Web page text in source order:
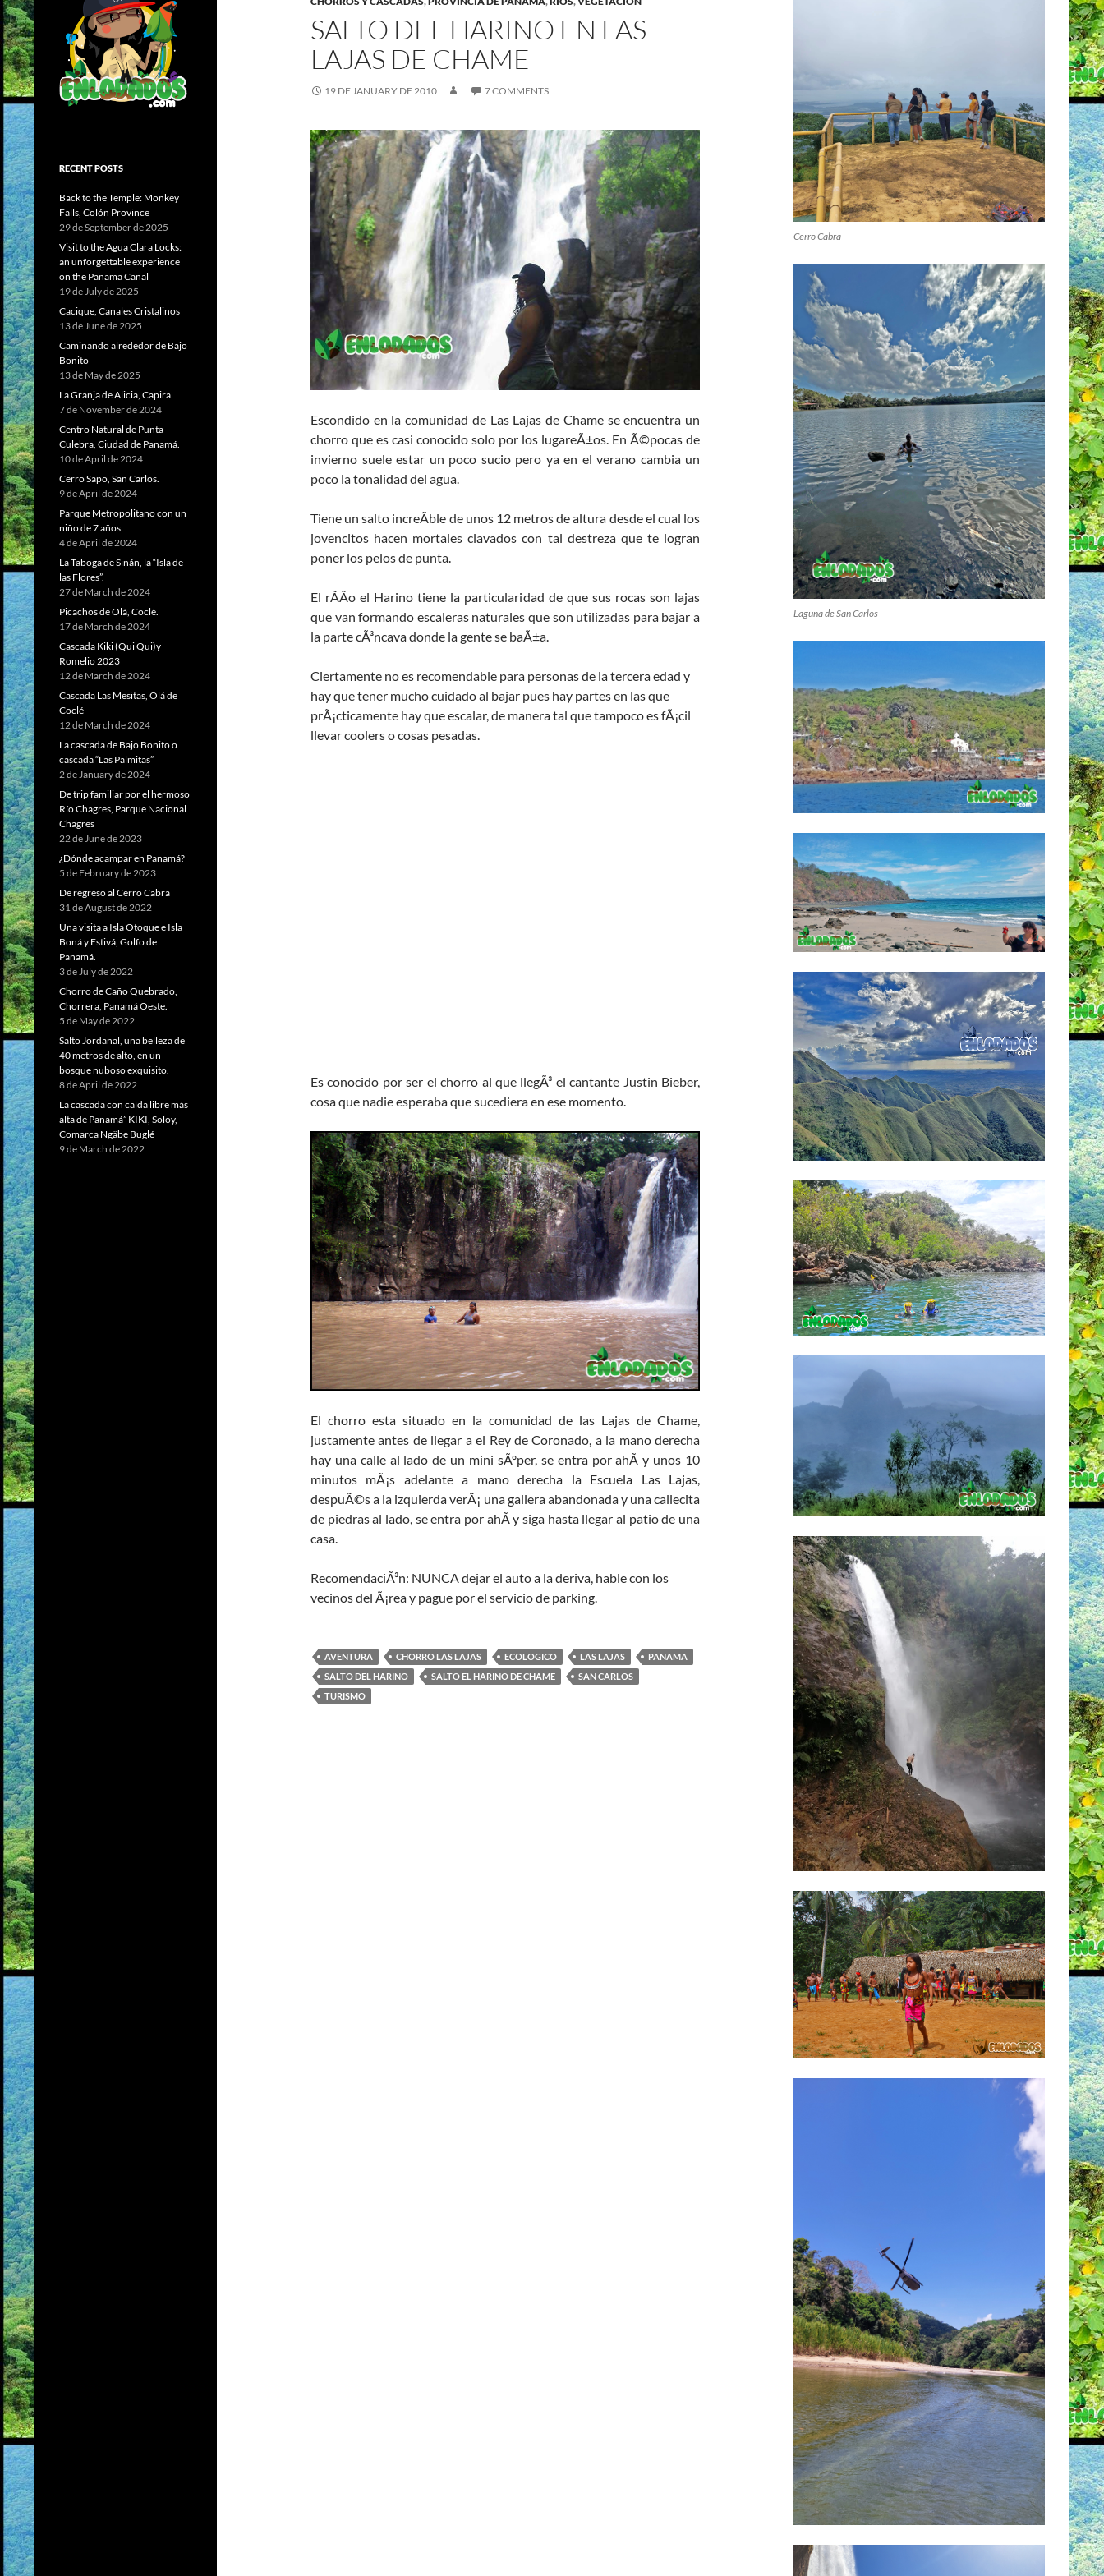
SALTO DEL HARINO EN LAS
LAJAS DE CHAME
19 DE JANUARY DE 2010 7 COMMENTS
Escondido en la comunidad de Las Lajas de Chame se encuentra un
chorro que es casi conocido solo por los lugareÃ±os. En Ã©pocas de
invierno suele estar un poco sucio pero ya en el verano cambia un
poco la tonalidad del agua.
Tiene un salto increÃ­ble de unos 12 metros de altura desde el cual los
jovencitos hacen mortales clavados con tal destreza que te logran
poner los pelos de punta.
El rÃ­Â­o el Harino tiene la particularidad de que sus rocas son lajas
que van formando escaleras naturales que son utilizadas para bajar a
la parte cÃ³ncava donde la gente se baÃ±a.
Ciertamente no es recomendable para personas de la tercera edad y
hay que tener mucho cuidado al bajar pues hay partes en las que
prÃ¡cticamente hay que escalar, de manera tal que tampoco es fÃ¡cil
llevar coolers o cosas pesadas.
Es conocido por ser el chorro al que llegÃ³ el cantante Justin Bieber,
cosa que nadie esperaba que sucediera en ese momento.
El chorro esta situado en la comunidad de las Lajas de Chame,
justamente antes de llegar a el Rey de Coronado, a la mano derecha
hay una calle al lado de un mini sÃºper, se entra por ahÃ­ y unos 10
minutos mÃ¡s adelante a mano derecha la Escuela Las Lajas,
despuÃ©s a la izquierda verÃ¡ una gallera abandonada y una callecita
de piedras al lado, se entra por ahÃ­ y siga hasta llegar al patio de una
casa.
RecomendaciÃ³n: NUNCA dejar el auto a la deriva, hable con los
vecinos del Ã¡rea y pague por el servicio de parking.
AVENTURA CHORRO LAS LAJAS ECOLOGICO LAS LAJAS
PANAMA
SALTO DEL HARINO
SALTO EL HARINO DE CHAME
SAN CARLOS
TURISMO
Cerro Cabra
Laguna de San Carlos
RECENT POSTS
Back to the Temple: Monkey
Falls, Colón Province
29 de September de 2025
Visit to the Agua Clara Locks:
an unforgettable experience
on the Panama Canal
19 de July de 2025
Cacique, Canales Cristalinos
13 de June de 2025
Caminando alrededor de Bajo
Bonito
13 de May de 2025
La Granja de Alicia, Capira.
7 de November de 2024
Centro Natural de Punta
Culebra, Ciudad de Panamá.
10 de April de 2024
Cerro Sapo, San Carlos.
9 de April de 2024
Parque Metropolitano con un
niño de 7 años.
4 de April de 2024
La Taboga de Sinán, la “Isla de
las Flores”.
27 de March de 2024
Picachos de Olá, Coclé.
17 de March de 2024
Cascada Kiki (Qui Qui)y
Romelio 2023
12 de March de 2024
Cascada Las Mesitas, Olá de
Coclé
12 de March de 2024
La cascada de Bajo Bonito o
cascada “Las Palmitas”
2 de January de 2024
De trip familiar por el hermoso
Río Chagres, Parque Nacional
Chagres
22 de June de 2023
¿Dónde acampar en Panamá?
5 de February de 2023
De regreso al Cerro Cabra
31 de August de 2022
Una visita a Isla Otoque e Isla
Boná y Estivá, Golfo de
Panamá.
3 de July de 2022
Chorro de Caño Quebrado,
Chorrera, Panamá Oeste.
5 de May de 2022
Salto Jordanal, una belleza de
40 metros de alto, en un
bosque nuboso exquisito.
8 de April de 2022
La cascada con caída libre más
alta de Panamá” KIKI, Soloy,
Comarca Ngäbe Buglé
9 de March de 2022